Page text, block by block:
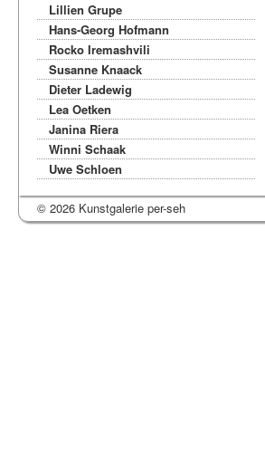
Lillien Grupe
Hans-Georg Hofmann
Rocko Iremashvili
Susanne Knaack
Dieter Ladewig
Lea Oetken
Janina Riera
Winni Schaak
Uwe Schloen
© 2026 Kunstgalerie per-seh